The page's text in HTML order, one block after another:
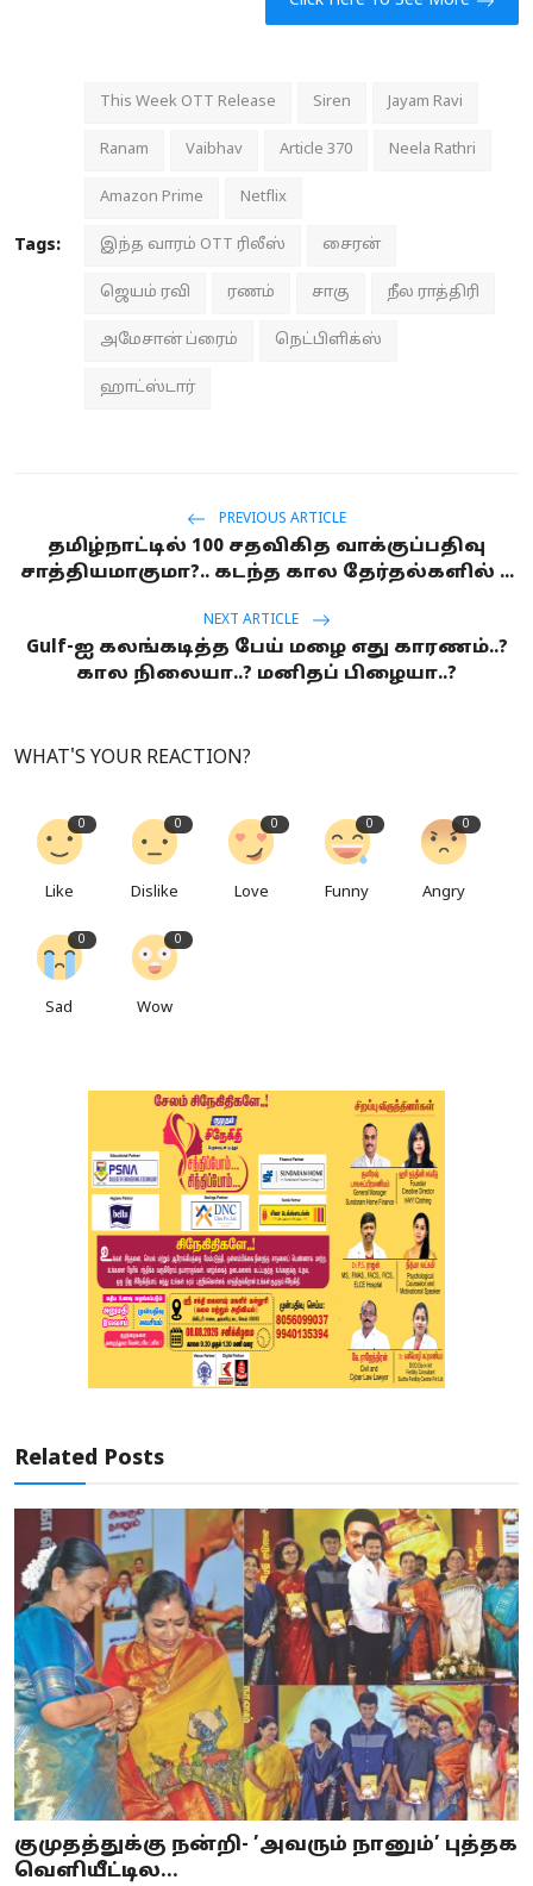
Tags:
This Week OTT Release Siren Jayam Ravi
Ranam Vaibhav Article 370 Neela Rathri
Amazon Prime Netflix
இந்த வாரம் OTT ரிலீஸ் சைரன்
ஜெயம் ரவி ரணம் சாகு நீல ராத்திரி
அமேசான் ப்ரைம் நெட்பிளிக்ஸ்
ஹாட்ஸ்டார்
PREVIOUS ARTICLE
தமிழ்நாட்டில் 100 சதவிகித வாக்குப்பதிவு
சாத்தியமாகுமா?.. கடந்த கால தேர்தல்களில் ...
NEXT ARTICLE
Gulf-ஐ கலங்கடித்த பேய் மழை எது காரணம்..?
கால நிலையா..? மனிதப் பிழையா..?
WHAT'S YOUR REACTION?
0
Like
0
Dislike
0
Love
0
Funny
0
Angry
0
Sad
0
Wow
Related Posts
குமுதத்துக்கு நன்றி- ’அவரும் நானும்’ புத்தக
வெளியீட்டில...